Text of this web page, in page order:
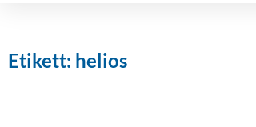
Etikett: helios